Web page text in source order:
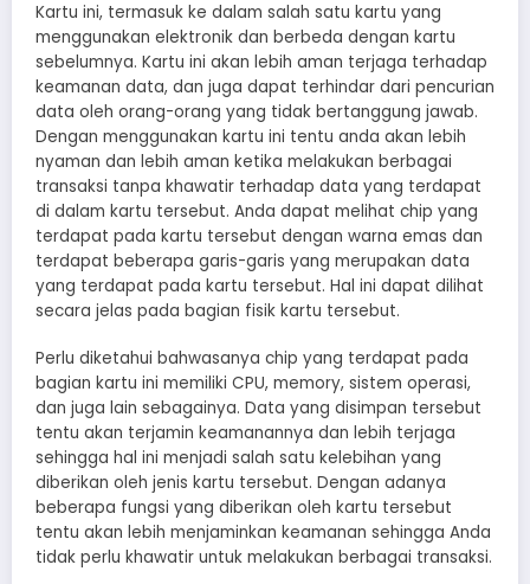
Kartu ini, termasuk ke dalam salah satu kartu yang
menggunakan elektronik dan berbeda dengan kartu
sebelumnya. Kartu ini akan lebih aman terjaga terhadap
keamanan data, dan juga dapat terhindar dari pencurian
data oleh orang-orang yang tidak bertanggung jawab.
Dengan menggunakan kartu ini tentu anda akan lebih
nyaman dan lebih aman ketika melakukan berbagai
transaksi tanpa khawatir terhadap data yang terdapat
di dalam kartu tersebut. Anda dapat melihat chip yang
terdapat pada kartu tersebut dengan warna emas dan
terdapat beberapa garis-garis yang merupakan data
yang terdapat pada kartu tersebut. Hal ini dapat dilihat
secara jelas pada bagian fisik kartu tersebut.
Perlu diketahui bahwasanya chip yang terdapat pada
bagian kartu ini memiliki CPU, memory, sistem operasi,
dan juga lain sebagainya. Data yang disimpan tersebut
tentu akan terjamin keamanannya dan lebih terjaga
sehingga hal ini menjadi salah satu kelebihan yang
diberikan oleh jenis kartu tersebut. Dengan adanya
beberapa fungsi yang diberikan oleh kartu tersebut
tentu akan lebih menjaminkan keamanan sehingga Anda
tidak perlu khawatir untuk melakukan berbagai transaksi.